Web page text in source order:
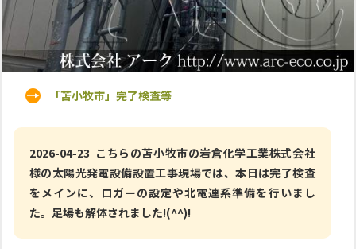
「苫小牧市」完了検査等
2026-04-23 こちらの苫小牧市の岩倉化学工業株式会社
様の太陽光発電設備設置工事現場では、本日は完了検査
をメインに、ロガーの設定や北電連系準備を行いまし
た。足場も解体されました!(^^)!